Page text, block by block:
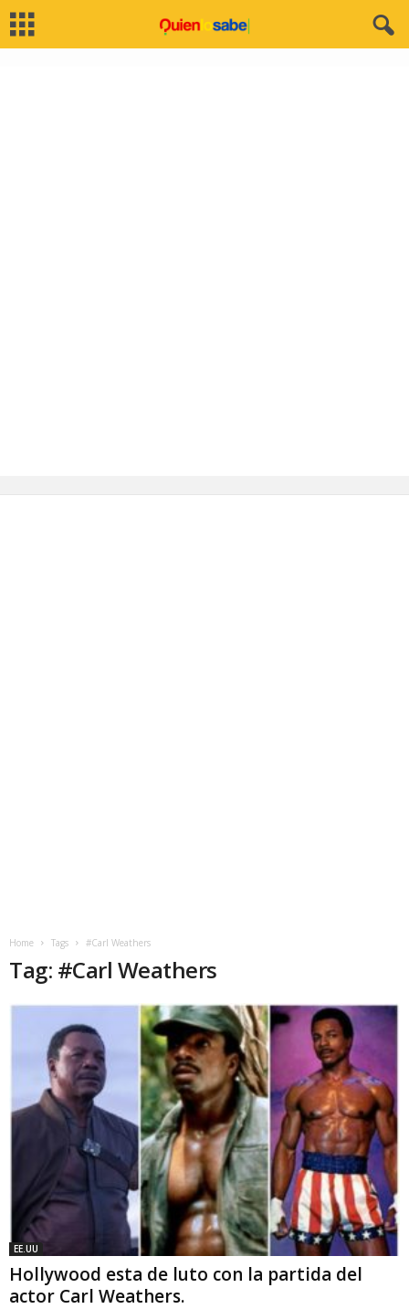
Home Tags #Carl Weathers
Tag: #Carl Weathers
EE.UU
Hollywood esta de luto con la partida del
actor Carl Weathers.